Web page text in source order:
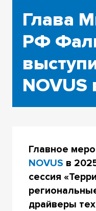
Глава
РФ
NOVUS
Главное
NOVUS в
сессия
драйверы